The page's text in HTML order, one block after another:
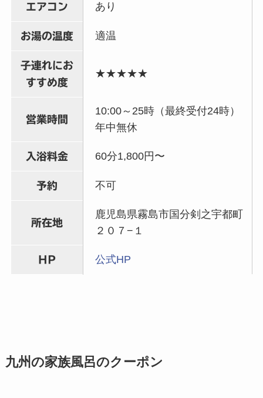
エアコン あり
お湯の温度 適温
子連れにお
すすめ度
★★★★★
営業時間
10:00～25時（最終受付24時）
年中無休
入浴料金 60分1,800円〜
予約 不可
所在地
鹿児島県霧島市国分剣之宇都町
２０７−１
HP 公式HP
九州の家族風呂のクーポン